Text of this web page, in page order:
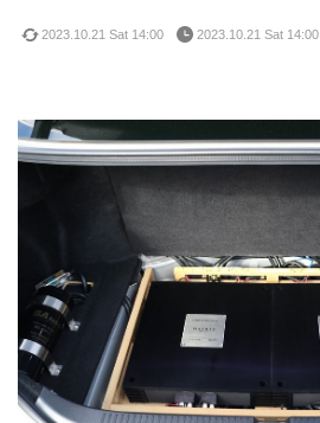
2023.10.21 Sat 14:00 2023.10.21 Sat 14:00